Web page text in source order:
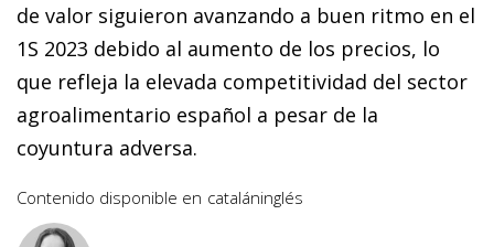
de valor siguieron avanzando a buen ritmo en el
1S 2023 debido al aumento de los precios, lo
que refleja la elevada competitividad del sector
agroalimentario español a pesar de la
coyuntura adversa.
Contenido disponible en cataláninglés